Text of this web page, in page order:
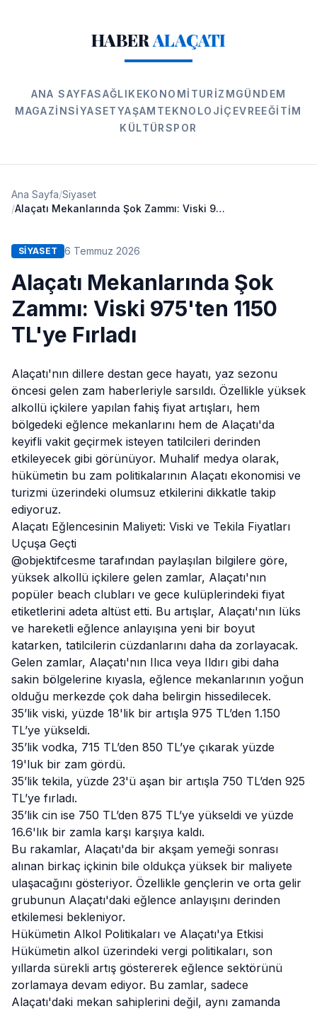
HABERALAÇATI
ANA SAYFASAĞLIK EKONOMI TURIZMGÜNDEM
MAGAZINSIYASETYAŞAM TEKNOLOJIÇEVREEĞITIM
KÜLTÜRSPOR
Ana Sayfa/Siyaset
/
Alaçatı Mekanlarında Şok Zammı: Viski 975'ten 1150 TL'ye Fırladı
SIYASET 6 Temmuz 2026
Alaçatı Mekanlarında Şok
Zammı: Viski 975'ten 1150
TL'ye Fırladı
Alaçatı'nın dillere destan gece hayatı, yaz sezonu
öncesi gelen zam haberleriyle sarsıldı. Özellikle yüksek
alkollü içkilere yapılan fahiş fiyat artışları, hem
bölgedeki eğlence mekanlarını hem de Alaçatı'da
keyifli vakit geçirmek isteyen tatilcileri derinden
etkileyecek gibi görünüyor. Muhalif medya olarak,
hükümetin bu zam politikalarının Alaçatı ekonomisi ve
turizmi üzerindeki olumsuz etkilerini dikkatle takip
ediyoruz.
Alaçatı Eğlencesinin Maliyeti: Viski ve Tekila Fiyatları
Uçuşa Geçti
@objektifcesme tarafından paylaşılan bilgilere göre,
yüksek alkollü içkilere gelen zamlar, Alaçatı'nın
popüler beach clubları ve gece kulüplerindeki fiyat
etiketlerini adeta altüst etti. Bu artışlar, Alaçatı'nın lüks
ve hareketli eğlence anlayışına yeni bir boyut
katarken, tatilcilerin cüzdanlarını daha da zorlayacak.
Gelen zamlar, Alaçatı'nın Ilıca veya Ildırı gibi daha
sakin bölgelerine kıyasla, eğlence mekanlarının yoğun
olduğu merkezde çok daha belirgin hissedilecek.
35’lik viski, yüzde 18'lik bir artışla 975 TL’den 1.150
TL’ye yükseldi.
35’lik vodka, 715 TL’den 850 TL’ye çıkarak yüzde
19'luk bir zam gördü.
35’lik tekila, yüzde 23'ü aşan bir artışla 750 TL’den 925
TL’ye fırladı.
35’lik cin ise 750 TL’den 875 TL’ye yükseldi ve yüzde
16.6'lık bir zamla karşı karşıya kaldı.
Bu rakamlar, Alaçatı'da bir akşam yemeği sonrası
alınan birkaç içkinin bile oldukça yüksek bir maliyete
ulaşacağını gösteriyor. Özellikle gençlerin ve orta gelir
grubunun Alaçatı'daki eğlence anlayışını derinden
etkilemesi bekleniyor.
Hükümetin Alkol Politikaları ve Alaçatı'ya Etkisi
Hükümetin alkol üzerindeki vergi politikaları, son
yıllarda sürekli artış göstererek eğlence sektörünü
zorlamaya devam ediyor. Bu zamlar, sadece
Alaçatı'daki mekan sahiplerini değil, aynı zamanda